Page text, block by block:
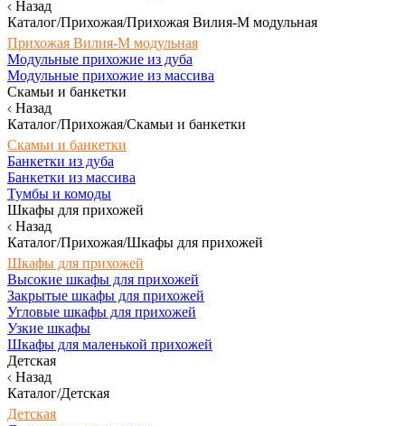
Назад
Каталог/Прихожая/Прихожая Вилия-М модульная
Прихожая Вилия-М модульная
Модульные прихожие из дуба
Модульные прихожие из массива
Скамьи и банкетки
Назад
Каталог/Прихожая/Скамьи и банкетки
Скамьи и банкетки
Банкетки из дуба
Банкетки из массива
Тумбы и комоды
Шкафы для прихожей
Назад
Каталог/Прихожая/Шкафы для прихожей
Шкафы для прихожей
Высокие шкафы для прихожей
Закрытые шкафы для прихожей
Угловые шкафы для прихожей
Узкие шкафы
Шкафы для маленькой прихожей
Детская
Назад
Каталог/Детская
Детская